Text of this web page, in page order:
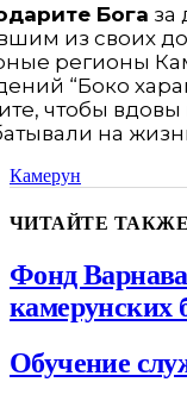
Бога за
из своих
регионы
“Боко
чтобы
на
Камерун
ЧИТАЙТЕ
Фонд Варнава
камерунских
Обучение